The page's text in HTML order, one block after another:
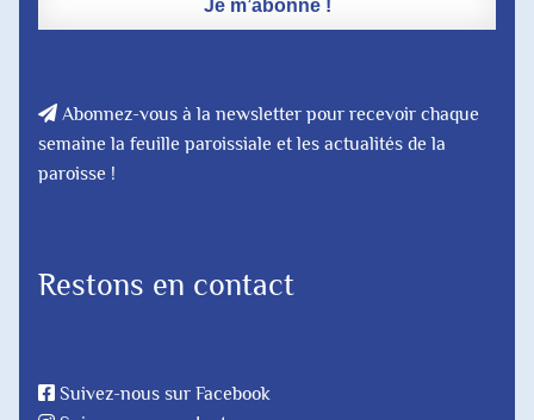
Abonnez-vous à la newsletter pour recevoir chaque
semaine la feuille paroissiale et les actualités de la
paroisse !
Restons en contact
Suivez-nous sur Facebook